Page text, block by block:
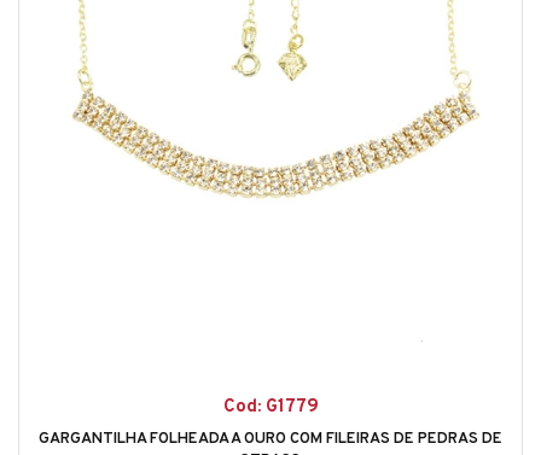
Cod: G1779
GARGANTILHA FOLHEADA A OURO COM FILEIRAS DE PEDRAS DE